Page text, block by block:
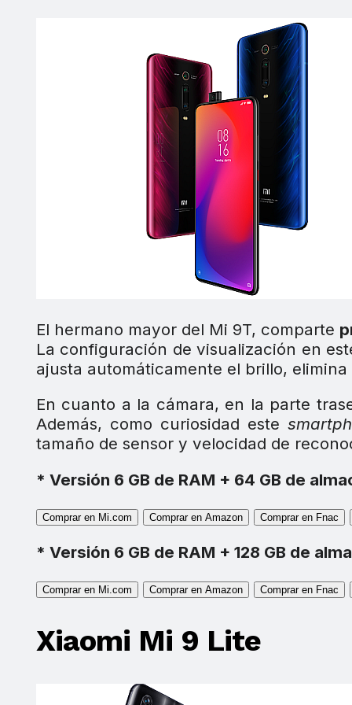
El hermano mayor del Mi 9T, comparte
La configuración de visualización en
ajusta automáticamente el brillo,
En cuanto a la cámara, en la parte
Además, como curiosidad este
tamaño de sensor y velocidad de
* Versión 6 GB de RAM + 64 GB de
Comprar en Mi.com Comprar en Amazon Comprar en Fnac
* Versión 6 GB de RAM + 128 GB de
Comprar en Mi.com Comprar en Amazon Comprar en Fnac
Xiaomi Mi 9 Lite